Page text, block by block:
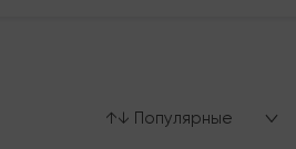
↑↓ Популярные